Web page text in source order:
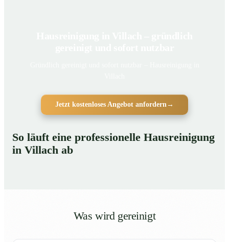
Jetzt kostenloses Angebot anfordern →
So läuft eine professionelle Hausreinigung
in Villach ab
Was wird gereinigt